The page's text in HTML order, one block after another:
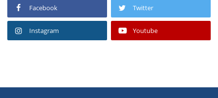
Facebook Twitter
Instagram Youtube